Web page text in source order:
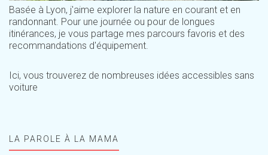
Basée à Lyon, j'aime explorer la nature en courant et en
randonnant. Pour une journée ou pour de longues
itinérances, je vous partage mes parcours favoris et des
recommandations d'équipement.
Ici, vous trouverez de nombreuses idées accessibles sans
voiture
LA PAROLE À LA MAMA